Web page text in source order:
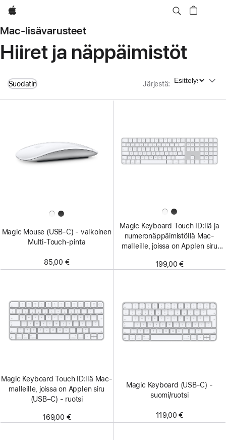
Apple
Mac-lisävarusteet
Hiiret ja näppäimistöt
Suodatin Järjestä: Järjestä
Magic Mouse (USB‑C) - valkoinen
Multi-Touch-pinta
85,00 €
Magic Keyboard Touch ID:llä ja
numero­näppäimistöllä Mac-
malleille, joissa on Applen siru
näppäimet
199,00 €
Magic Keyboard Touch ID:llä Mac-
malleille, joissa on Applen siru
(USB–C) - ruotsi
169,00 €
Magic Keyboard (USB-C) -
suomi/ruotsi
119,00 €